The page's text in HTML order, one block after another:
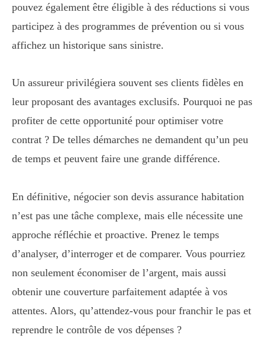
pouvez également être éligible à des réductions si vous
participez à des programmes de prévention ou si vous
affichez un historique sans sinistre.
Un assureur privilégiera souvent ses clients fidèles en
leur proposant des avantages exclusifs. Pourquoi ne pas
profiter de cette opportunité pour optimiser votre
contrat ? De telles démarches ne demandent qu’un peu
de temps et peuvent faire une grande différence.
En définitive, négocier son devis assurance habitation
n’est pas une tâche complexe, mais elle nécessite une
approche réfléchie et proactive. Prenez le temps
d’analyser, d’interroger et de comparer. Vous pourriez
non seulement économiser de l’argent, mais aussi
obtenir une couverture parfaitement adaptée à vos
attentes. Alors, qu’attendez-vous pour franchir le pas et
reprendre le contrôle de vos dépenses ?